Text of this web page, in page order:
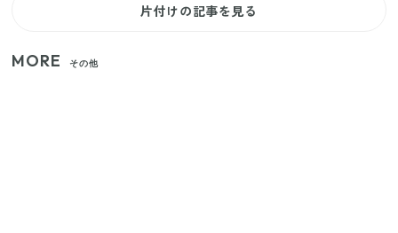
片付けの記事を見る
MORE その他